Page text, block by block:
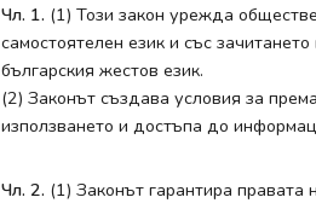
Чл. 1. (1) Този закон урежда
самостоятелен език и със
българския жестов език.
(2) Законът създава условия за
използването и достъпа до
Чл. 2. (1) Законът гарантира правата